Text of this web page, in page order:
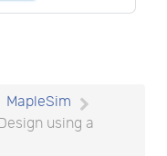
MapleSim
using a